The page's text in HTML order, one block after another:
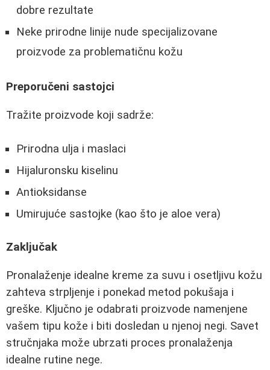
dobre rezultate
Neke prirodne linije nude specijalizovane
proizvode za problematičnu kožu
Preporučeni sastojci
Tražite proizvode koji sadrže:
Prirodna ulja i maslaci
Hijaluronsku kiselinu
Antioksidanse
Umirujuće sastojke (kao što je aloe vera)
Zaključak
Pronalaženje idealne kreme za suvu i osetljivu kožu
zahteva strpljenje i ponekad metod pokušaja i
greške. Ključno je odabrati proizvode namenjene
vašem tipu kože i biti dosledan u njenoj negi. Savet
stručnjaka može ubrzati proces pronalaženja
idealne rutine nege.